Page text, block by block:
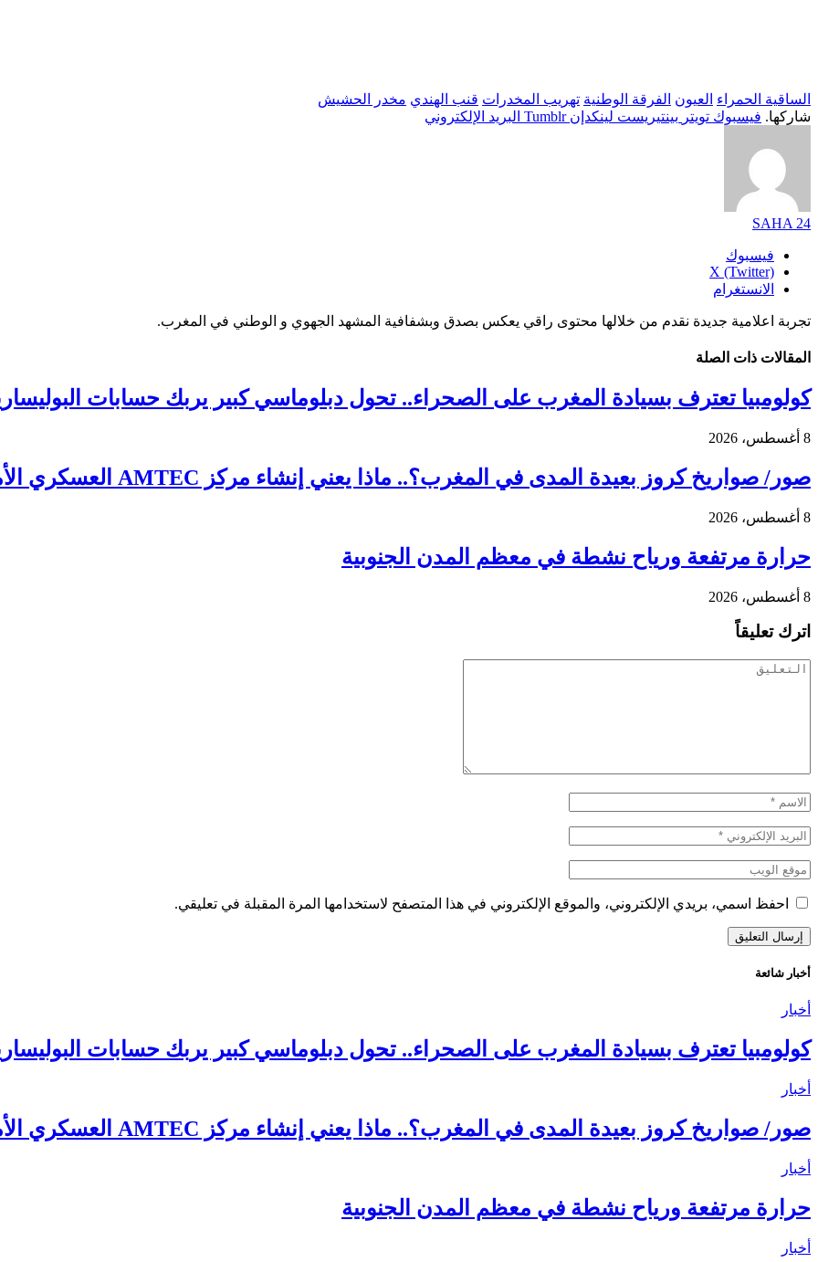
الساقية الحمراء العيون الفرقة الوطنية تهريب المخدرات قنب الهندي مخدر الحشيش
شاركها. فيسبوك تويتر بينتيريست لينكدإن Tumblr البريد الإلكتروني
SAHA 24
فيسبوك
X (Twitter)
الانستغرام
تجربة اعلامية جديدة نقدم من خلالها محتوى راقي يعكس بصدق وبشفافية المشهد الجهوي و الوطني في المغرب.
المقالات ذات الصلة
كولومبيا تعترف بسيادة المغرب على الصحراء.. تحول دبلوماسي كبير يربك حسابات
8 أغسطس، 2026
صور/ صواريخ كروز بعيدة المدى في المغرب؟.. ماذا يعني إنشاء مركز AMTEC العسكري الأمريكي في طانطان؟
8 أغسطس، 2026
حرارة مرتفعة ورياح نشطة في معظم المدن الجنوبية
8 أغسطس، 2026
اترك تعليقاً
احفظ اسمي، بريدي الإلكتروني، والموقع الإلكتروني في هذا المتصفح لاستخدامها المرة المقبلة في تعليقي.
أخبار شائعة
أخبار
كولومبيا تعترف بسيادة المغرب على الصحراء.. تحول دبلوماسي كبير يربك حسابات
أخبار
صور/ صواريخ كروز بعيدة المدى في المغرب؟.. ماذا يعني إنشاء مركز AMTEC العسكري الأمريكي في طانطان؟
أخبار
حرارة مرتفعة ورياح نشطة في معظم المدن الجنوبية
أخبار